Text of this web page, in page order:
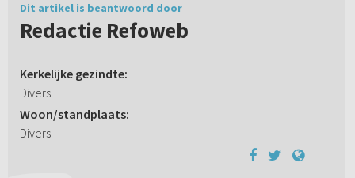
Dit artikel is beantwoord door
Redactie Refoweb
Kerkelijke gezindte:
Divers
Woon/standplaats:
Divers